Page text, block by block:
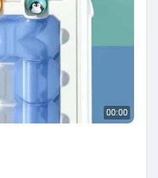
00:00